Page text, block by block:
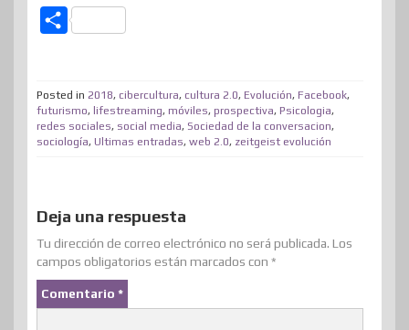
w
t
e
r
a
c
b
o
o
e
d
I
e
r
e
a
m
e
o
d
o
i
t
s
A
p
C
p
a
i
r
Posted in 2018, cibercultura, cultura 2.0, Evolución, Facebook,
futurismo, lifestreaming, móviles, prospectiva, Psicologia,
redes sociales, social media, Sociedad de la conversacion,
sociología, Ultimas entradas, web 2.0, zeitgeist evolución
Deja una respuesta
Tu dirección de correo electrónico no será publicada. Los
campos obligatorios están marcados con *
Comentario *